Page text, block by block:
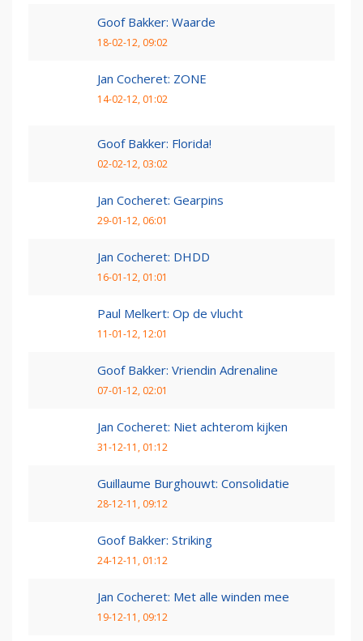
Goof Bakker: Waarde
18-02-12, 09:02
Jan Cocheret: ZONE
14-02-12, 01:02
Goof Bakker: Florida!
02-02-12, 03:02
Jan Cocheret: Gearpins
29-01-12, 06:01
Jan Cocheret: DHDD
16-01-12, 01:01
Paul Melkert: Op de vlucht
11-01-12, 12:01
Goof Bakker: Vriendin Adrenaline
07-01-12, 02:01
Jan Cocheret: Niet achterom kijken
31-12-11, 01:12
Guillaume Burghouwt: Consolidatie
28-12-11, 09:12
Goof Bakker: Striking
24-12-11, 01:12
Jan Cocheret: Met alle winden mee
19-12-11, 09:12